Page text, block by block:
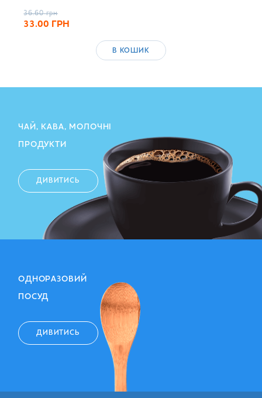
36.60 грн
33.00 ГРН
В КОШИК
ЧАЙ, КАВА, МОЛОЧНІ
ПРОДУКТИ
ДИВИТИСЬ
ОДНОРАЗОВИЙ
ПОСУД
ДИВИТИСЬ